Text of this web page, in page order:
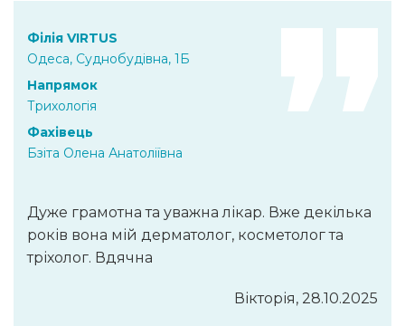
Філія VIRTUS
Одеса, Суднобудівна, 1Б
Напрямок
Трихологія
Фахівець
Бзіта Олена Анатоліївна
Дуже грамотна та уважна лікар. Вже декілька
років вона мій дерматолог, косметолог та
тріхолог. Вдячна
Вікторія, 28.10.2025